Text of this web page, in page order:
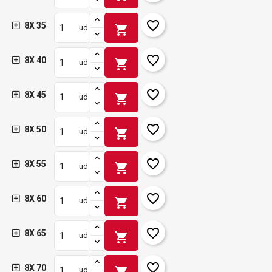
8X 35 ud shopping_cart favorite_border
8X 40 ud shopping_cart favorite_border
8X 45 ud shopping_cart favorite_border
8X 50 ud shopping_cart favorite_border
8X 55 ud shopping_cart favorite_border
8X 60 ud shopping_cart favorite_border
8X 65 ud shopping_cart favorite_border
8X 70 ud favorite_border